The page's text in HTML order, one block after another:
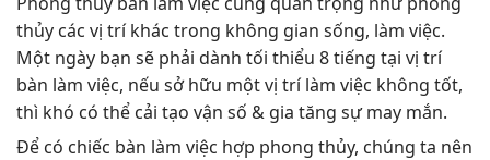
thủy các vị trí khác trong không gian sống, làm việc.
Một ngày bạn sẽ phải dành tối thiểu 8 tiếng tại vị trí
bàn làm việc, nếu sở hữu một vị trí làm việc không tốt,
thì khó có thể cải tạo vận số & gia tăng sự may mắn.
Để có chiếc bàn làm việc hợp phong thủy, chúng ta nên